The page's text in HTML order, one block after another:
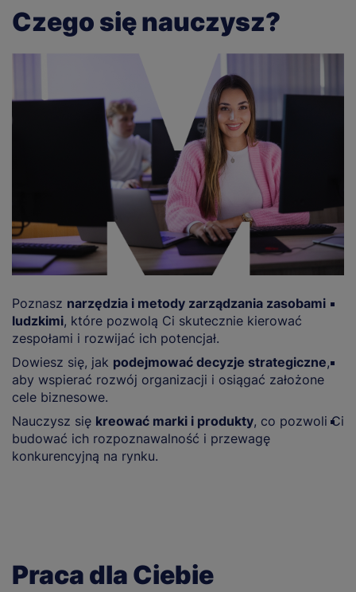
Czego się nauczysz?
Poznasz narzędzia i metody zarządzania zasobami
ludzkimi, które pozwolą Ci skutecznie kierować
zespołami i rozwijać ich potencjał.
Dowiesz się, jak podejmować decyzje strategiczne,
aby wspierać rozwój organizacji i osiągać założone
cele biznesowe.
Nauczysz się kreować marki i produkty, co pozwoli Ci
budować ich rozpoznawalność i przewagę
konkurencyjną na rynku.
Praca dla Ciebie